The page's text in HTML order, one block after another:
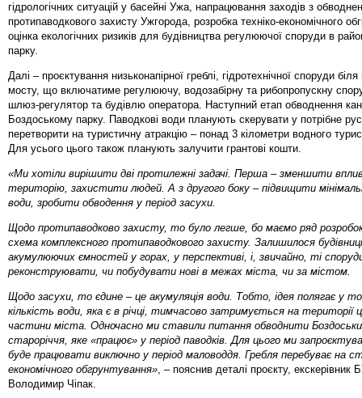
гідрологічних ситуацій у басейні Ужа, напрацювання заходів з
протипаводкового захисту Ужгорода, розробка техніко-економічного
оцінка екологічних ризиків для будівництва регулюючої споруди в
парку.
Далі – проєктування низьконапірної греблі, гідротехнічної споруди біля
мосту, що включатиме регулюючу, водозабірну та рибопропускну
шлюз-регулятор та будівлю оператора. Наступний етап обводнення
Боздоському парку. Паводкові води планують скерувати у потрібне
перетворити на туристичну атракцію – понад 3 кілометри водного
Для усього цього також планують залучити грантові кошти.
«Ми хотіли вирішити дві протилежні задачі. Перша – зменшити вплив
територію, захистити людей. А з другого боку – підвищити
води, зробити обводення у період засухи.
Щодо протипаводково захисту, то було легше, бо маємо ряд
схема комплексного протипаводкового захисту. Залишилося
акумулюючих ємностей у горах, у перспективі, і, звичайно, ті
реконструювати, чи побудувати нові в межах міста, чи за містом.
Щодо засухи, то єдине –це акумуляція води. Тобто, ідея полягає у
кількість води, яка є в річці, тимчасово затримується на території
частини міста. Одночасно ми ставили питання обводнити
староріччя, яке «працює» у період паводків. Для цього ми
буде працювати виключно у період маловоддя. Гребля перебуває на
економічного обгрунтування», – пояснив деталі проєкту, екскерівник
Володимир Чіпак.